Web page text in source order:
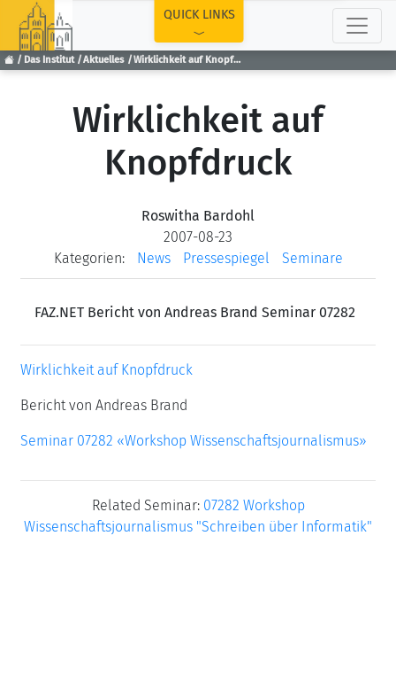
Das Institut Aktuelles Wirklichkeit auf Knopfdruck
QUICK LINKS
Wirklichkeit auf
Knopfdruck
Roswitha Bardohl
2007-08-23
Kategorien:
News Pressespiegel Seminare
FAZ.NET Bericht von Andreas Brand Seminar 07282
Wirklichkeit auf Knopfdruck
Bericht von Andreas Brand
Seminar 07282 «Workshop Wissenschaftsjournalismus»
Related Seminar: 07282 Workshop
Wissenschaftsjournalismus "Schreiben über Informatik"